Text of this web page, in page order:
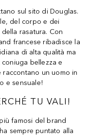
sul sito di Douglas.
del corpo e dei
rasatura. Con
francese ribadisce la
di alta qualità ma
bellezza e
un uomo in
e sensuale!
TU VALI!
famosi del brand
sempre puntato alla